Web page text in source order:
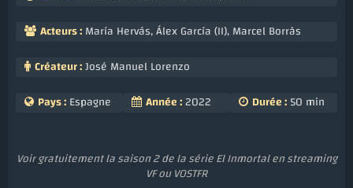
Acteurs :María Hervás,Álex García (II),Marcel Borràs
Créateur :José Manuel Lorenzo
Pays :Espagne Année :2022 Durée :50 min
Voir gratuitement la saison 2 de la série El Inmortal en streaming
VF ou VOSTFR